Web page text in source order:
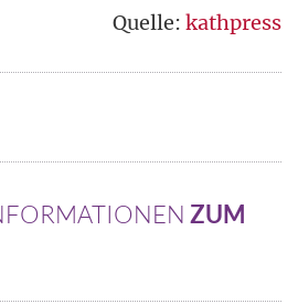
Quelle: kathpress
ZUM